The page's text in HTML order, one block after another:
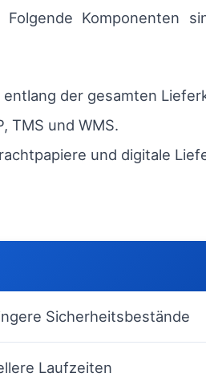
Komponenten
der gesamten
TMS und WMS.
und digitale
Sicherheitsbestände
Laufzeiten